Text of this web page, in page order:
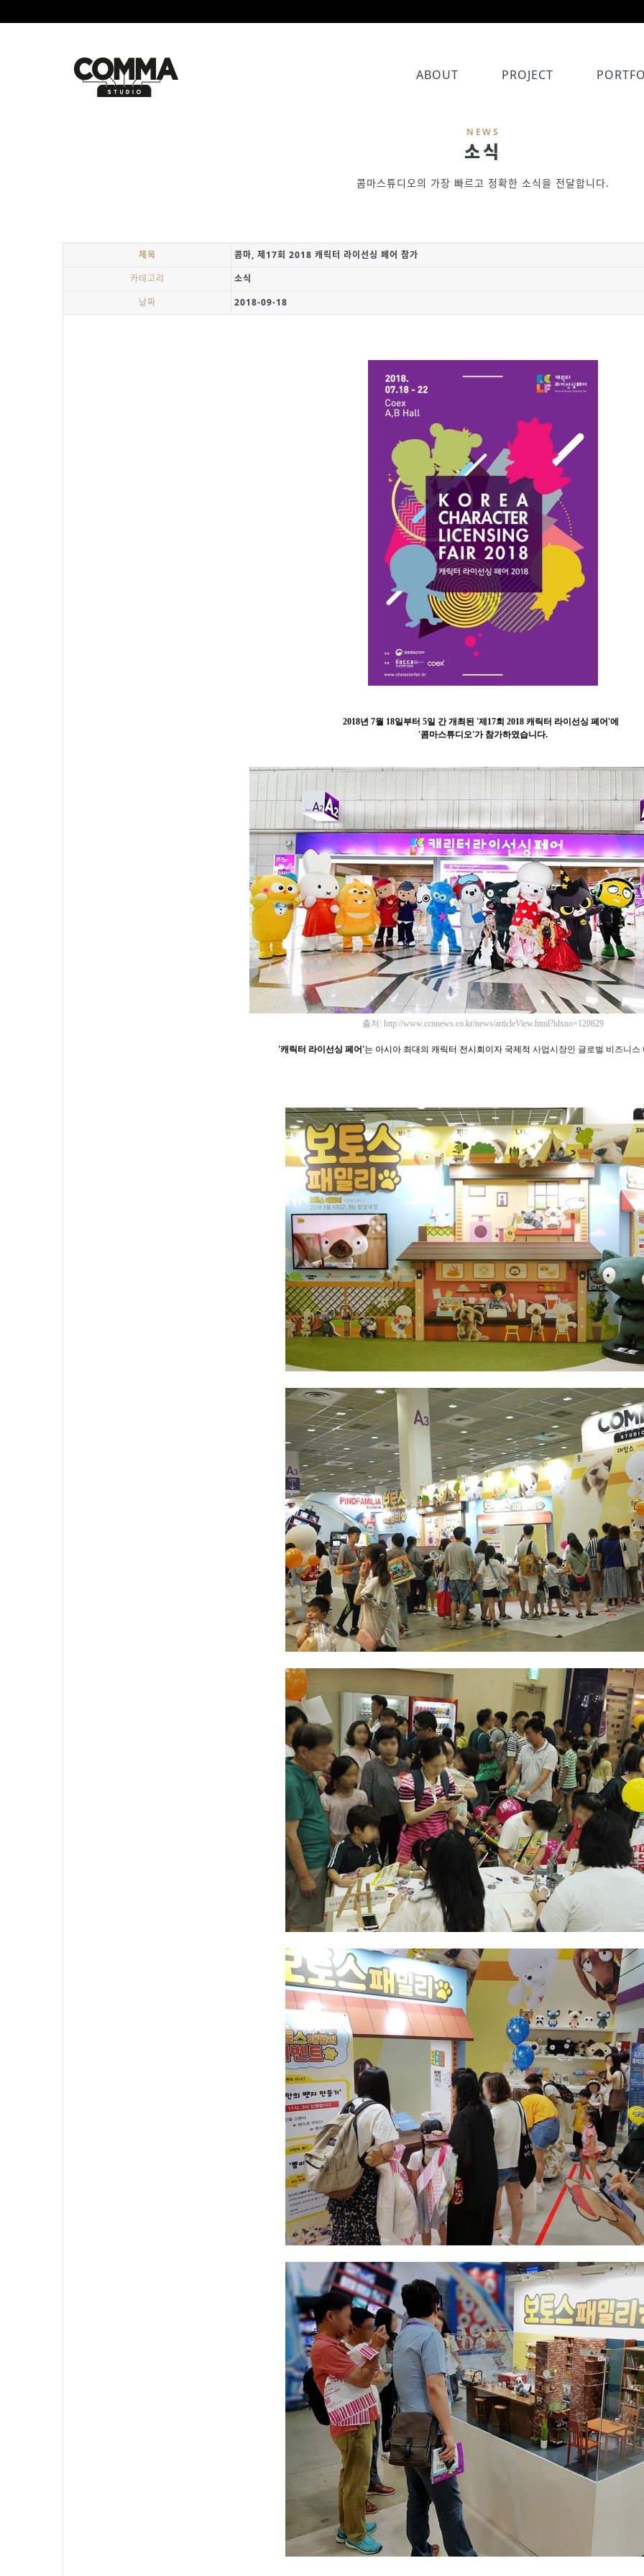
ABOUT PROJECT
NEWS
소식
콤마스튜디오의 가장 빠르고 정확한 소식을 전달합니다.
제목
콤마, 제17회 2018 캐릭터 라이선싱 페어 참가
카테고리
소식
날짜
2018-09-18
2018년 7월 18일부터 5일 간 개최된 '제17회 2018 캐릭터 라이선싱 페어'에
'콤마스튜디오'가 참가하였습니다.
출처: http://www.ccnnews.co.kr/news/articleView.html?idxno=120829
'캐릭터 라이선싱 페어'는 아시아 최대의 캐릭터 전시회이자 국제적 사업시장인 글로벌 비즈니스